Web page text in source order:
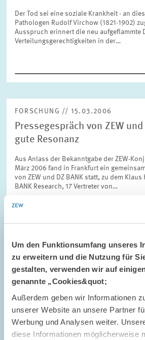
Um den Funktionsumfang unseres
zu erweitern und die Nutzung für
gestalten, verwenden wir auf
genannte „Cookies&quot;
Außerdem geben wir Informationen
unserer Website an unsere Partner
Werbung und Analysen weiter.
diese Informationen möglicherweise
Der Tod sei eine soziale Krankheit - an
Pathologen Rudolf Virchow (1821-1902)
Ausspruch erinnert die neu aufgeflammte
Verteilungsgerechtigkeiten in der…
FORSCHUNG // 15.03.2006
Pressegespräch von ZEW
gute Resonanz
Aus Anlass der Bekanntgabe der ZEW-
März 2006 fand in Frankfurt ein
von ZEW und DZ BANK statt, zu dem
BANK Research, 17 Vertreter von…
FORSCHUNG // 11.03.2006
Zwei studentische Hilfskräfte
erhalten den "NRW
Award 2005" in der
Die beiden Studentinnen Elke Lüdemann
Mannheim) und Xuan Zhang (mittlerweile:
Frankfurt) erhalten den "NRW